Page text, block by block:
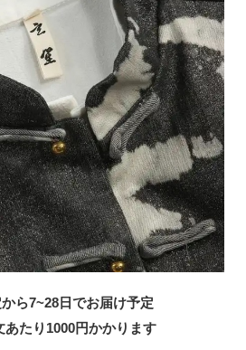
ら7~28日でお届け予定
あたり 1000円かかります